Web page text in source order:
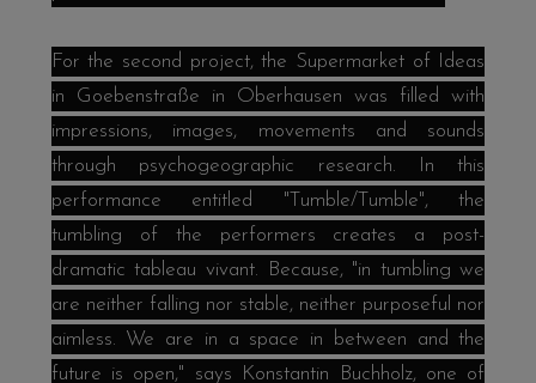
For the second project, the Supermarket of Ideas
in Goebenstraße in Oberhausen was filled with
impressions, images, movements and sounds
through psychogeographic research. In this
performance entitled "Tumble/Tumble", the
tumbling of the performers creates a post-
dramatic tableau vivant. Because, "in tumbling we
are neither falling nor stable, neither purposeful nor
aimless. We are in a space in between and the
future is open," says Konstantin Buchholz, one of